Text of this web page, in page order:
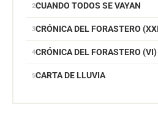
CUANDO TODOS SE VAYAN
CRÓNICA DEL FORASTERO
CRÓNICA DEL FORASTERO (VI)
CARTA DE LLUVIA